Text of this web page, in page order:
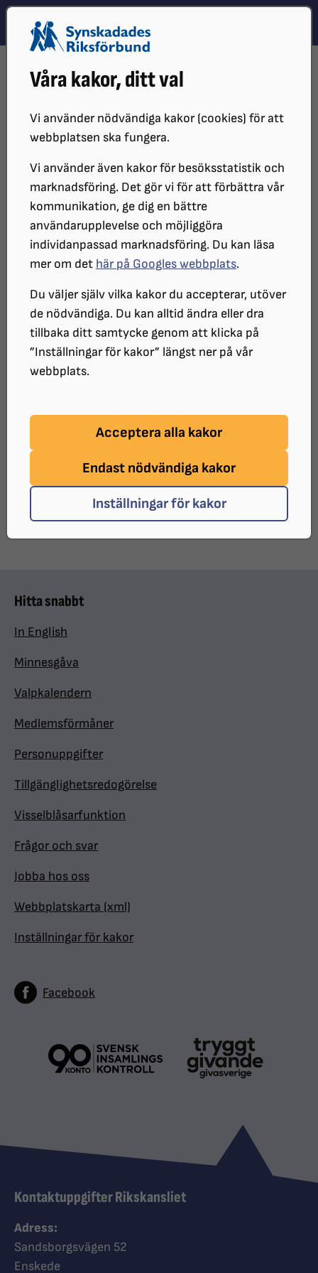
Våra kakor, ditt val
Vi använder nödvändiga kakor (cookies) för att
webbplatsen ska fungera.
Vi använder även kakor för besöksstatistik och
marknadsföring. Det gör vi för att förbättra vår
kommunikation, ge dig en bättre
användarupplevelse och möjliggöra
individanpassad marknadsföring. Du kan läsa
mer om det här på Googles webbplats.
Du väljer själv vilka kakor du accepterar, utöver
de nödvändiga. Du kan alltid ändra eller dra
tillbaka ditt samtycke genom att klicka på
”Inställningar för kakor” längst ner på vår
webbplats.
Acceptera alla kakor
Endast nödvändiga kakor
Inställningar för kakor
Hoppa till innehåll
Hoppa till hitta snabbt
DISTRIKT
SRF SKÅNE SYNTOLKAT
Länkar till syntolkade
föreställningar
Tillgängliga filmer, inte bara på bio
Sedan en tid tillbaka visas många filmer på de
svenska biograferna, med syntolkning och/eller
uppläst textremsa. Läs mer påSF Bio
Teater 23 gör teater för barn och unga i Malmö, läs
mer påTeater 23
Syntolkad teater och opera i hela landet, läs mer på
syntolkning.nu
Läs mer om syntolkning på Ordvärlden
UPPDATERAT:2023-09-26
Dela sidan på Facebook
Dela sidan med e-post
Hitta snabbt
In English
Minnesgåva
Valpkalendern
Medlemsförmåner
Personuppgifter
Tillgänglighetsredogörelse
Visselblåsarfunktion
Frågor och svar
Jobba hos oss
Webbplatskarta (xml)
Inställningar för kakor
Facebook
Kontaktuppgifter Rikskansliet
Adress:
Sandsborgsvägen 52
Enskede